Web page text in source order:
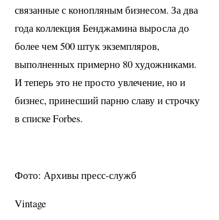
связанные с конопляным бизнесом. За два
года коллекция Бенджамина выросла до
более чем 500 штук экземпляров,
выполненных примерно 80 художниками.
И теперь это не просто увлечение, но и
бизнес, принесший парню славу и строчку
в списке Forbes.
Фото: Архивы пресс-служб
Vintage